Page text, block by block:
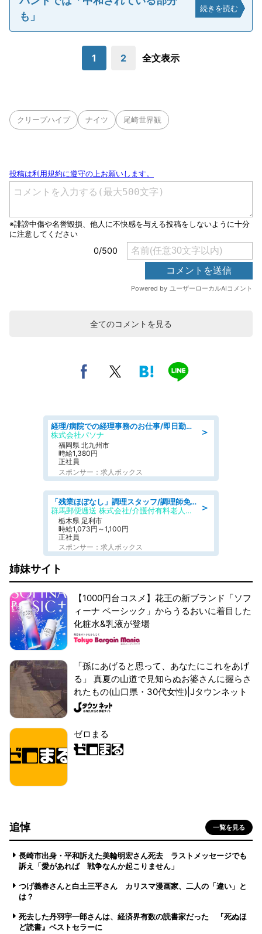
も」
続きを読む
1 2 全文表示
クリープハイプ ナイツ 尾崎世界観
全てのコメントを見る
＞
経理/病院での経理事務のお仕事/即日勤務可/車通勤可/経理/一般事務
株式会社パソナ
福岡県 北九州市
時給1,380円
正社員
スポンサー：求人ボックス
＞
「残業ほぼなし」調理スタッフ/調理師免許必須/正職員/日勤のみ/介護付き有料老人ホーム/社会保障完備
群馬郵便逓送 株式会社/介護付有料老人ホーム ふる里
栃木県 足利市
時給1,073円～1,100円
正社員
スポンサー：求人ボックス
姉妹サイト
【1000円台コスメ】花王の新ブランド「ソフ
ィーナ ベーシック」からうるおいに着目した
化粧水&乳液が登場
「孫にあげると思って、あなたにこれをあげ
る」 真夏の山道で見知らぬお婆さんに握らさ
れたもの(山口県・30代女性)|Jタウンネット
ゼロまる
追悼 一覧を見る
長崎市出身・平和訴えた美輪明宏さん死去 ラストメッセージでも
訴え「愛があれば 戦争なんか起こりません」
つげ義春さんと白土三平さん カリスマ漫画家、二人の「違い」と
は？
死去した丹羽宇一郎さんは、経済界有数の読書家だった 『死ぬほ
ど読書』ベストセラーに